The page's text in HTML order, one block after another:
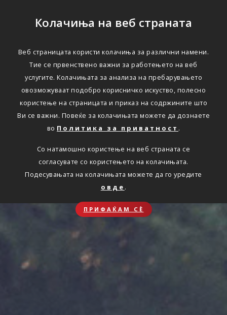
Колачиња на веб страната
Веб страницата користи колачиња за различни намени.
Тие се првенствено важни за работењето на веб
услугите. Колачињата за анализа на пребарувањето
овозможуваат подобро корисничко искуство, полесно
користење на страницата и приказ на содржините што
Ви се важни. Повеќе за колачињата можете да дознаете
во Политика за приватност .
Со натамошно користење на веб страната се
согласувате со користењето на колачињата.
Подесувањата на колачињата можете да го уредите
овде .
ПРИФАЌАМ СЀ